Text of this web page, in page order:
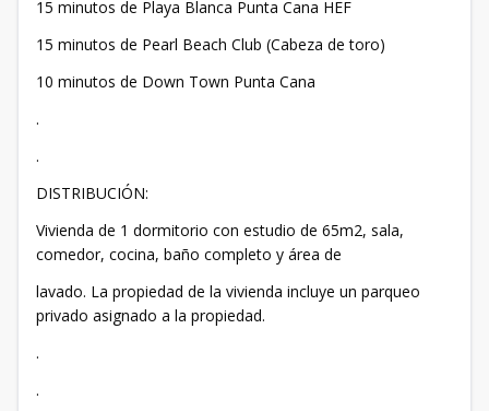
15 minutos de Playa Blanca Punta Cana HEF
15 minutos de Pearl Beach Club (Cabeza de toro)
10 minutos de Down Town Punta Cana
.
.
DISTRIBUCIÓN:
Vivienda de 1 dormitorio con estudio de 65m2, sala,
comedor, cocina, baño completo y área de
lavado. La propiedad de la vivienda incluye un parqueo
privado asignado a la propiedad.
.
.